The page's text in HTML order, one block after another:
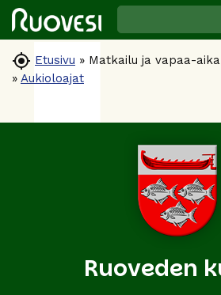
 Etusivu » Matkailu ja vapaa-aika
» Aukioloajat
Ruoveden